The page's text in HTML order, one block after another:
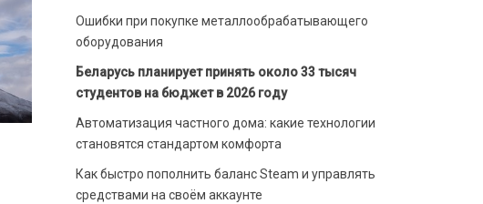
Ошибки при покупке металлообрабатывающего
оборудования
Беларусь планирует принять около 33 тысяч
студентов на бюджет в 2026 году
Автоматизация частного дома: какие технологии
становятся стандартом комфорта
Как быстро пополнить баланс Steam и управлять
средствами на своём аккаунте